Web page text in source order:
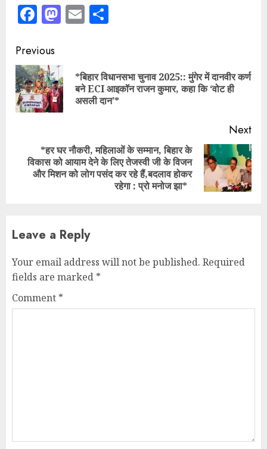
Facebook
Mastodon
Email
Continue
Reading
Previous
*बिहार विधानसभा चुनाव 2025:: मुंगेर में दानवीर कर्ण
बने ECI आइकॉन राजन कुमार, कहा कि ‘वोट ही
असली दान’*
Next
Next
post:
*हर घर नौकरी, महिलाओं के सम्मान, बिहार के
विकास को आयाम देने के लिए तेजस्वी जी के विजन
और मिशन को लोग पसंद कर रहे हैं,बदलाव होकर
रहेगा : प्रो मनोज झा*
Leave a Reply
Your email address will not be published. Required
fields are marked *
Comment *